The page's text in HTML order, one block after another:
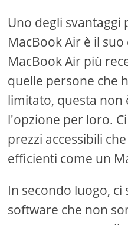
Uno degli svantaggi
MacBook Air è il
MacBook Air più
quelle persone che
limitato, questa
l'opzione per loro.
prezzi accessibili
efficienti come un
In secondo luogo,
software che non